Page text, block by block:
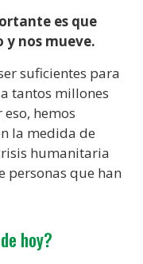
es que
nos mueve.
suficientes para
tantos millones
hemos
la medida de
humanitaria
personas que han
hoy?